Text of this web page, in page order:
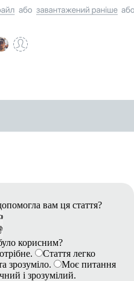
вам ця стаття?
корисним?
Стаття легко
зрозуміло.
Моє питання
і зрозумілий.